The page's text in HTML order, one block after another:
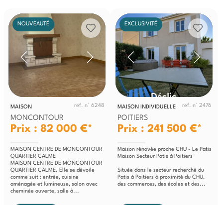
NOUVEAUTÉ
MAISON ref. n° 6248
MONCONTOUR
Prix : 82 000 €*
MAISON CENTRE DE MONCONTOUR
QUARTIER CALME
MAISON CENTRE DE MONCONTOUR
QUARTIER CALME. Elle se dévoile
comme suit : entrée, cuisine
aménagée et lumineuse, salon avec
cheminée ouverte, salle à...
EXCLUSIVITÉ
MAISON INDIVIDUELLE ref. n° 2476
POITIERS
Prix : 241 500 €*
Maison rénovée proche CHU - Le Patis
Maison Secteur Patis à Poitiers
Située dans le secteur recherché du
Patis à Poitiers à proximité du CHU,
des commerces, des écoles et des...